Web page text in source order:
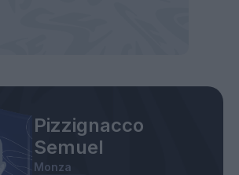
Pizzignacco
Semuel
Monza